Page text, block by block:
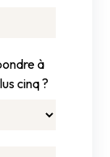
à
cinq ?